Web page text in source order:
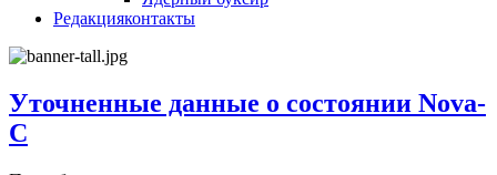
Редакцияконтакты
Уточненные данные о состоянии Nova-
C